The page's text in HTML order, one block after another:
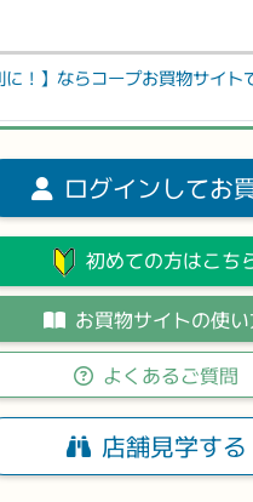
に！】ならコープお買物サイ
ログインしてお
初めての方はこち
お買物サイトの使
よくあるご質問
店舗見学する